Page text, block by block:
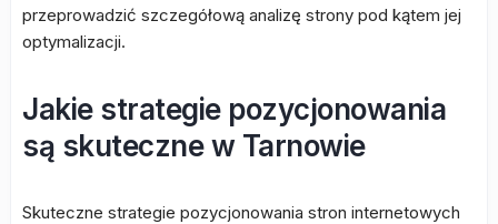
przeprowadzić szczegółową analizę strony pod kątem jej
optymalizacji.
Jakie strategie pozycjonowania
są skuteczne w Tarnowie
Skuteczne strategie pozycjonowania stron internetowych